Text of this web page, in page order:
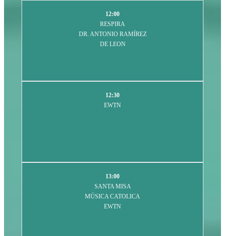
12:00
RESPIRA
DR. ANTONIO RAMÍREZ
DE LEON
12:30
EWTN
13:00
SANTA MISA
MÚSICA CATOLICA
EWTN